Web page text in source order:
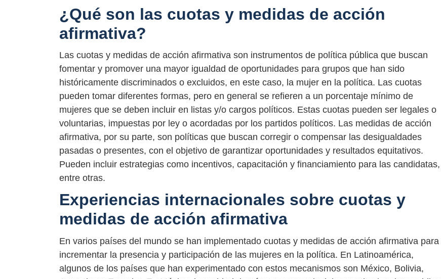
¿Qué son las cuotas y medidas de acción
afirmativa?
Las cuotas y medidas de acción afirmativa son instrumentos de política pública que buscan
fomentar y promover una mayor igualdad de oportunidades para grupos que han sido
históricamente discriminados o excluidos, en este caso, la mujer en la política. Las cuotas
pueden tomar diferentes formas, pero en general se refieren a un porcentaje mínimo de
mujeres que se deben incluir en listas y/o cargos políticos. Estas cuotas pueden ser legales o
voluntarias, impuestas por ley o acordadas por los partidos políticos. Las medidas de acción
afirmativa, por su parte, son políticas que buscan corregir o compensar las desigualdades
pasadas o presentes, con el objetivo de garantizar oportunidades y resultados equitativos.
Pueden incluir estrategias como incentivos, capacitación y financiamiento para las candidatas,
entre otras.
Experiencias internacionales sobre cuotas y
medidas de acción afirmativa
En varios países del mundo se han implementado cuotas y medidas de acción afirmativa para
incrementar la presencia y participación de las mujeres en la política. En Latinoamérica,
algunos de los países que han experimentado con estos mecanismos son México, Bolivia,